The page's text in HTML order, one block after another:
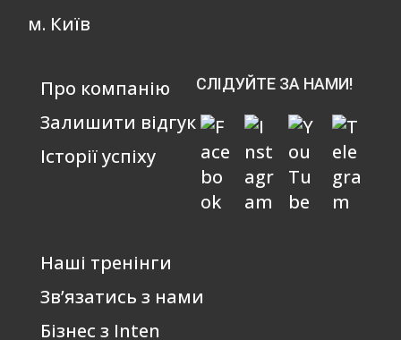
м. Київ
Про компанію
Залишити відгук
Історії успіху
СЛІДУЙТЕ ЗА НАМИ!
Наші тренінги
Зв’язатись з нами
Бізнес з Inten